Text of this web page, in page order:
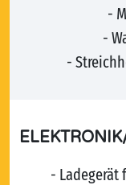
-
-
-
-